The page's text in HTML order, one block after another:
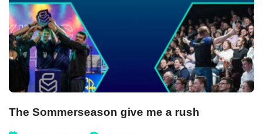
The Sommerseason give me a rush